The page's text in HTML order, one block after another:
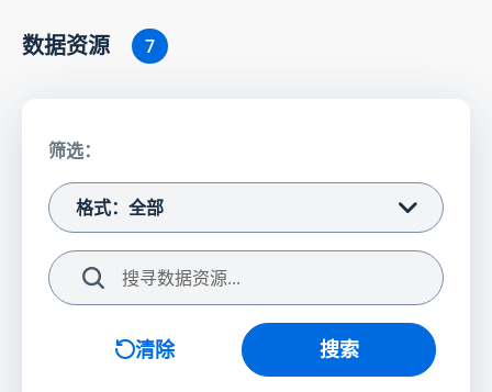
数据资源 7
筛选：
格式：全部
清除 搜索